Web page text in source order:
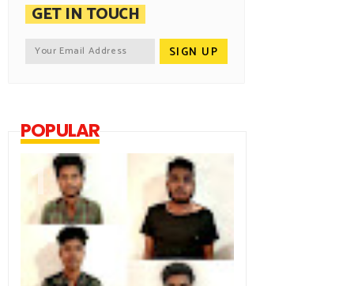
GET IN TOUCH
POPULAR